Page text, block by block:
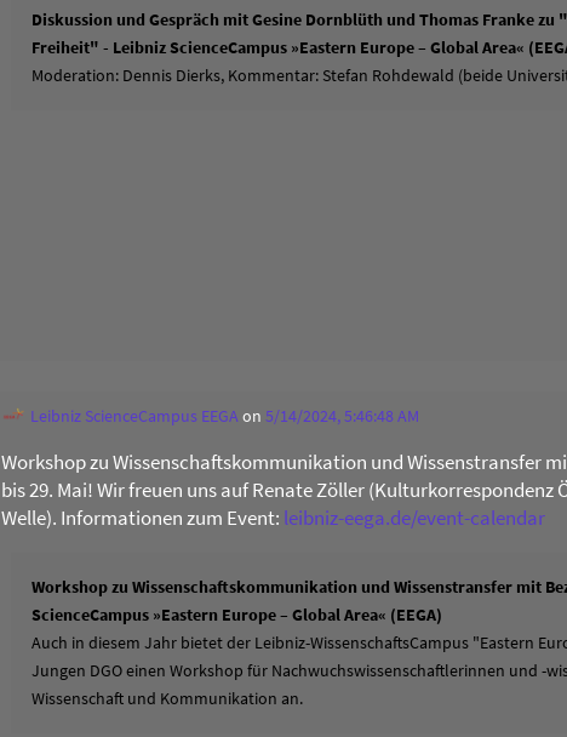
Diskussion und Gespräch mit Gesine Dornblüth und Thomas Franke
Freiheit" - Leibniz ScienceCampus »Eastern Europe – Global Area«
Moderation: Dennis Dierks, Kommentar: Stefan Rohdewald (beide
Leibniz ScienceCampus EEGAon 5/14/2024, 5:46:48 AM
Workshop zu Wissenschaftskommunikation und Wissenstransfer
bis 29. Mai! Wir freuen uns auf Renate Zöller (Kulturkorrespondenz
Welle). Informationen zum Event: leibniz-eega.de/event-calendar
Workshop zu Wissenschaftskommunikation und Wissenstransfer mit
ScienceCampus »Eastern Europe – Global Area« (EEGA)
Auch in diesem Jahr bietet der Leibniz-WissenschaftsCampus "Eastern
Jungen DGO einen Workshop für Nachwuchswissenschaftlerinnen und -
Wissenschaft und Kommunikation an.